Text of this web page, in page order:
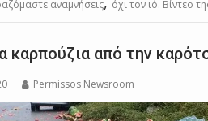
αναμνήσεις όχι τον ιό. Βίντεο
καρπούζια από την
Permissos Newsroom